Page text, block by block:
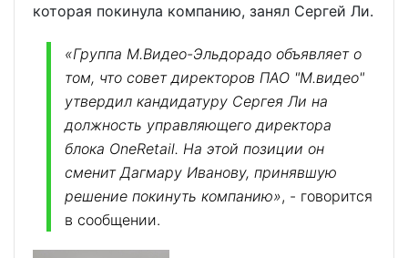
которая покинула компанию, занял Сергей Ли.
«Группа М.Видео-Эльдорадо объявляет о
том, что совет директоров ПАО "М.видео"
утвердил кандидатуру Сергея Ли на
должность управляющего директора
блока OneRetail. На этой позиции он
сменит Дагмару Иванову, принявшую
решение покинуть компанию», - говорится
в сообщении.